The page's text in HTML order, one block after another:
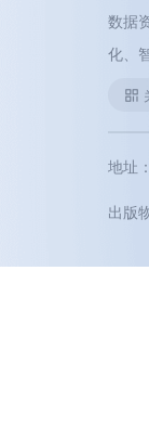
数据
化、
地址
出版